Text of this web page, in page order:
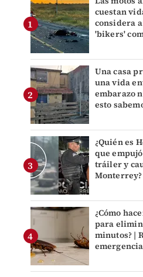
cuestan
considera
'bikers'
Una casa
una vida
embarazo
esto
¿Quién es
que
tráiler y
Monterrey?
¿Cómo
para
minutos? |
emergencia